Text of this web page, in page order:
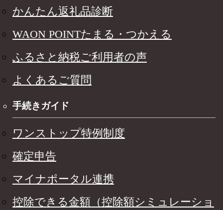
かんたん返礼品診断
WAON POINTたまる・つかえる
ふるさと納税ご利用者の声
よくあるご質問
手続きガイド
ワンストップ特例制度
確定申告
マイナポータル連携
控除できる金額（控除額シミュレーショ